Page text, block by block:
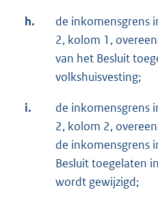
h.
de inkomensgrens
2, kolom 1,
van het Besluit
volkshuisvesting;
i.
de inkomensgrens
2, kolom 2,
de inkomensgrens
Besluit toegelaten
wordt gewijzigd;